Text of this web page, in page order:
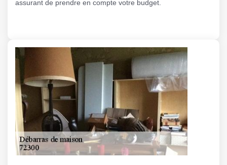
assurant de prendre en compte votre budget.